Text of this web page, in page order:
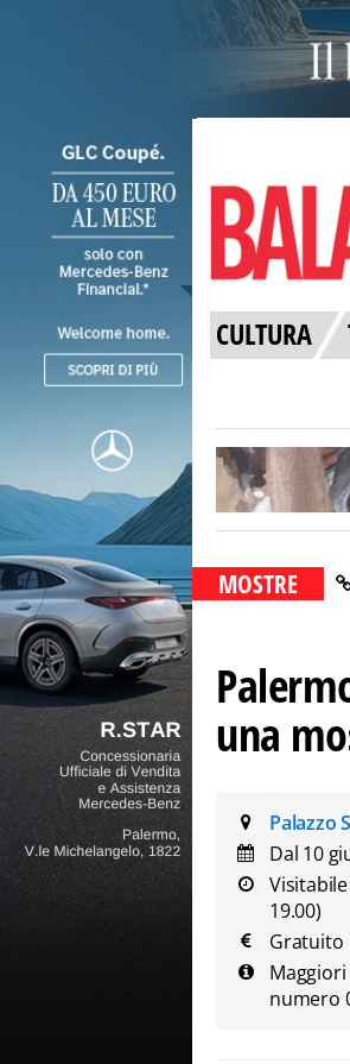
CULTURA
MOSTRE
una
Palazzo
Dal 10
19.00)
Gratuito
numero